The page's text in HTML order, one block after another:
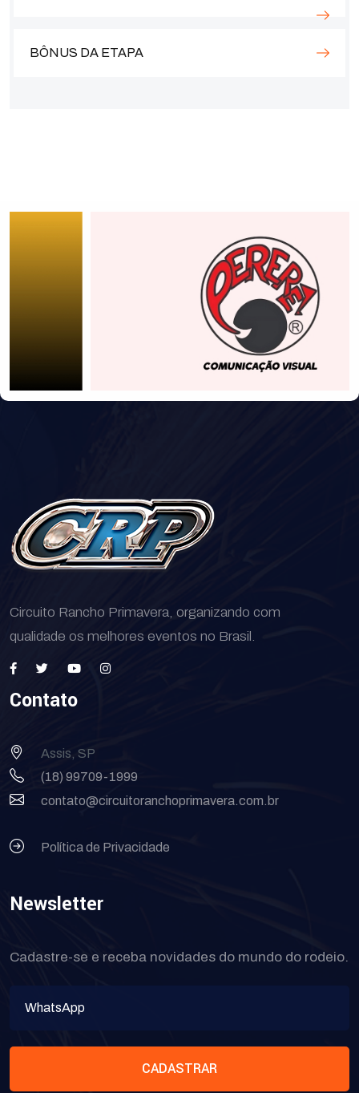
BÔNUS DA ETAPA
Circuito Rancho Primavera, organizando com
qualidade os melhores eventos no Brasil.
Contato
Assis, SP
(18) 99709-1999
contato@circuitoranchoprimavera.com.br
Política de Privacidade
Newsletter
Cadastre-se e receba novidades do mundo do rodeio.
CADASTRAR